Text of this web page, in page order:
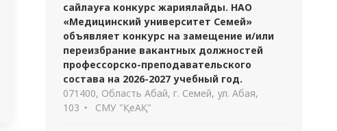
сайлауға конкурс жариялайды. НАО
«Медицинский университет Семей»
объявляет конкурс на замещение и/или
переизбрание вакантных должностей
профессорско-преподавательского
состава на 2026-2027 учебный год.
071400, Область Абай, г. Семей, ул. Абая,
103
СМУ "ҚеАҚ"